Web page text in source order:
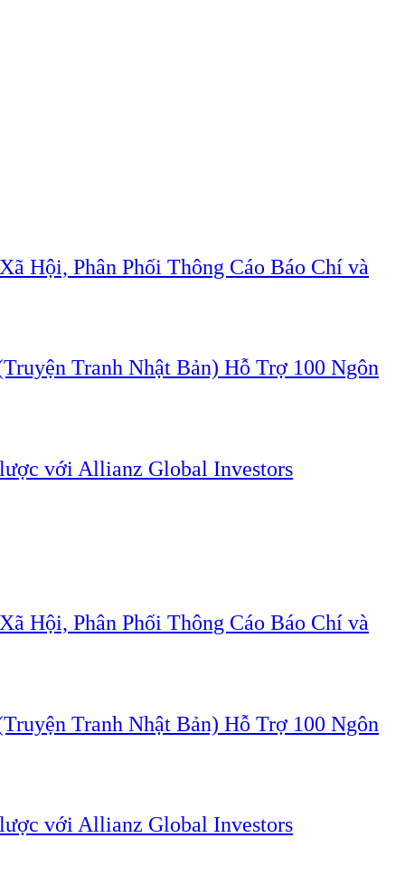
Hội, Phân Phối Thông Cáo Báo Chí và
Tranh Nhật Bản) Hỗ Trợ 100 Ngôn
với Allianz Global Investors
Hội, Phân Phối Thông Cáo Báo Chí và
Tranh Nhật Bản) Hỗ Trợ 100 Ngôn
với Allianz Global Investors